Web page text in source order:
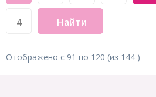
Найти
Отображено с 91 по 120 (из 144 )